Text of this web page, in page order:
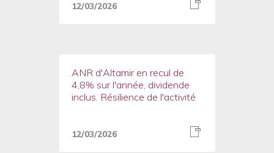
12/03/2026
ANR d'Altamir en recul de
4,8% sur l'année, dividende
inclus. Résilience de l'activité
12/03/2026